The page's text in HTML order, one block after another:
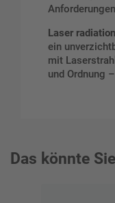
Laser
ein
mit
und Ordnung
Das könnte